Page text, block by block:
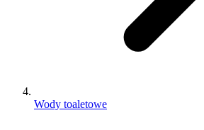
Wody toaletowe